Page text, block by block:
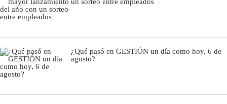
¿Qué pasó en GESTIÓN un día como hoy, 6 de
agosto?